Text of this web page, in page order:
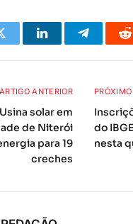
LinkedIn
ARTIGO ANTERIOR
Usina solar em
de Niterói
para 19
creches
do
nesta